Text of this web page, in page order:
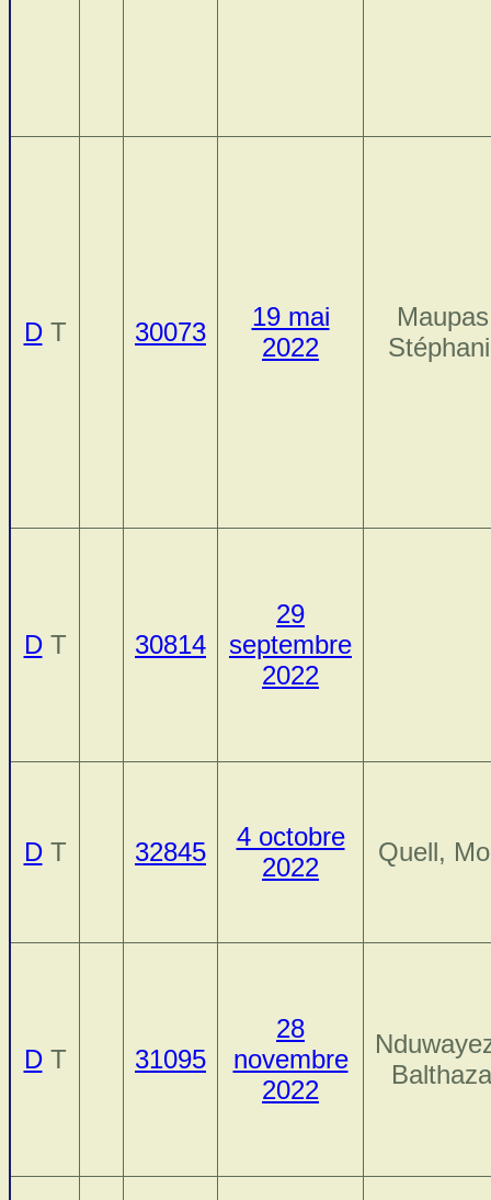
DT 30073
19 mai
2022
DT 30814
29
septembre
2022
DT 32845
4 octobre
2022
Quell,
DT 31095
28
novembre
2022